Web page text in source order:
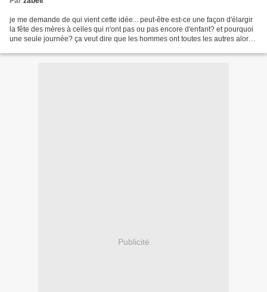
je me demande de qui vient cette idée... peut-être est-ce une façon d'élargir
la fête des mères à celles qui n'ont pas ou pas encore d'enfant? et pourquoi
une seule journée? ça veut dire que les hommes ont toutes les autres alors?
Publicité